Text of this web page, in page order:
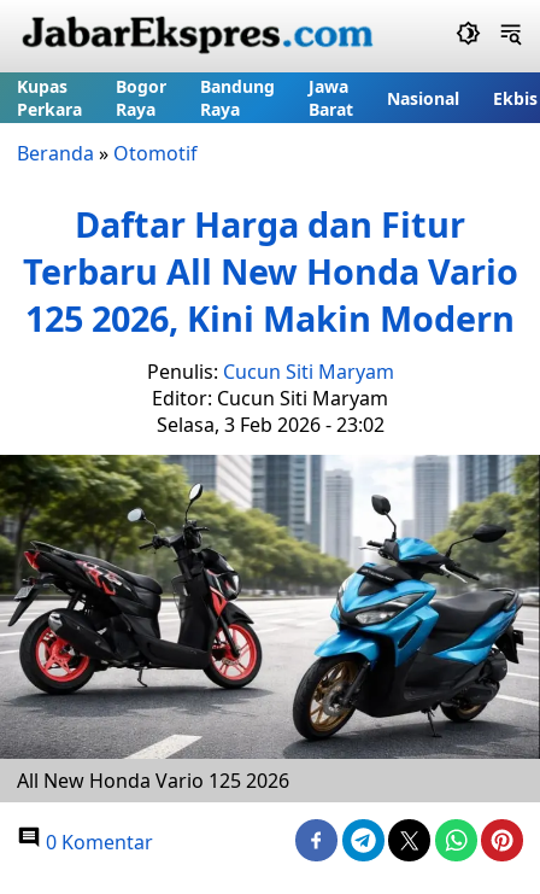
Kupas
Perkara
Bogor
Raya
Bandung
Raya
Jawa
Barat
Nasional Ekbis
Beranda » Otomotif
Daftar Harga dan Fitur
Terbaru All New Honda Vario
125 2026, Kini Makin Modern
Penulis: Cucun Siti Maryam
Editor: Cucun Siti Maryam
Selasa, 3 Feb 2026 - 23:02
All New Honda Vario 125 2026
0 Komentar